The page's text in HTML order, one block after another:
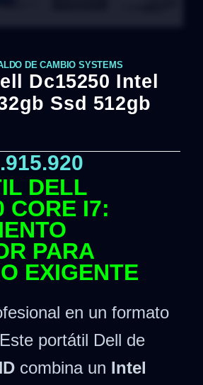
DE CAMBIO SYSTEMS
Dc15250 Intel
Ssd 512gb
DELL
CORE I7:
PARA
EXIGENTE
en un formato
portátil Dell de
combina un Intel